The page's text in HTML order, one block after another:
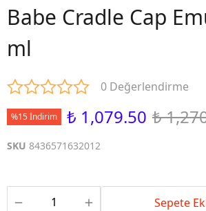
Babe Cradle Cap
ml
0 Değerlendirme
%15 İndirim ₺ 1,079.50 ₺
SKU 8436571632012
Sepete